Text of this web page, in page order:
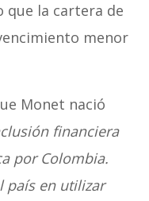
que la cartera de
menor
Monet nació
financiera
por Colombia.
país en utilizar